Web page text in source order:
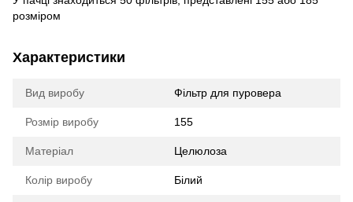
розміром
Характеристики
Вид виробу Фільтр для пуровера
Розмір виробу 155
Матеріал Целюлоза
Колір виробу Білий